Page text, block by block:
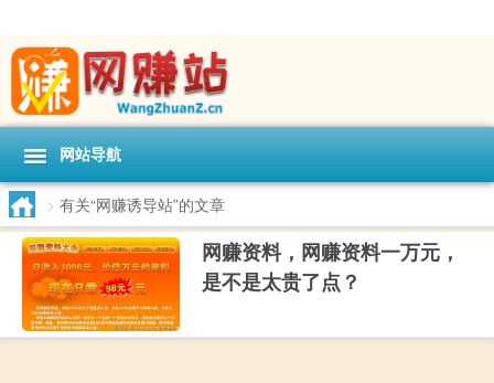
网站导航
> 有关“网赚诱导站”的文章
网赚资料，网赚资料一万元，
是不是太贵了点？